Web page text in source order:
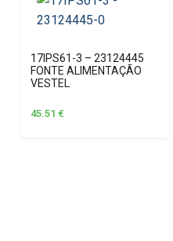
17IPS61-3 – 23124445
FONTE ALIMENTAÇÃO
VESTEL
45.51 €